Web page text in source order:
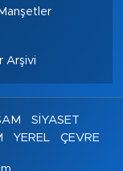
Arşivi
SİYASET
YEREL ÇEVRE